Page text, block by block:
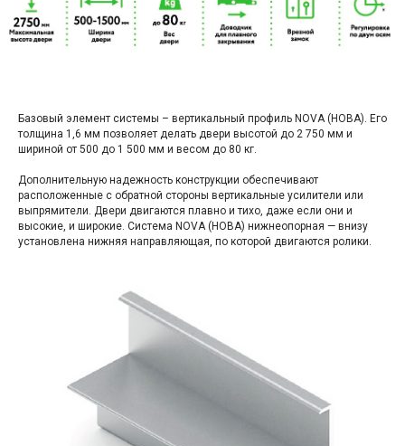
Базовый элемент системы – вертикальный профиль NOVA (НОВА). Его
толщина 1,6 мм позволяет делать двери высотой до 2 750 мм и
шириной от 500 до 1 500 мм и весом до 80 кг.
Дополнительную надежность конструкции обеспечивают
расположенные с обратной стороны вертикальные усилители или
выпрямители. Двери двигаются плавно и тихо, даже если они и
высокие, и широкие. Система NOVA (НОВА) нижнеопорная — внизу
установлена нижняя направляющая, по которой двигаются ролики.